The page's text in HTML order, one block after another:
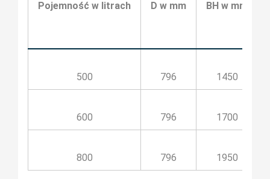
Pojemność w litrach D w mm BH w mm
500 796 1450
600 796 1700
800 796 1950